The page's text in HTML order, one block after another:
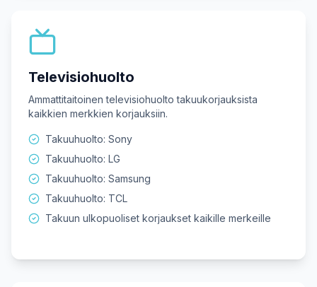
Televisiohuolto
Ammattitaitoinen televisiohuolto takuukorjauksista
kaikkien merkkien korjauksiin.
Takuuhuolto: Sony
Takuuhuolto: LG
Takuuhuolto: Samsung
Takuuhuolto: TCL
Takuun ulkopuoliset korjaukset kaikille merkeille